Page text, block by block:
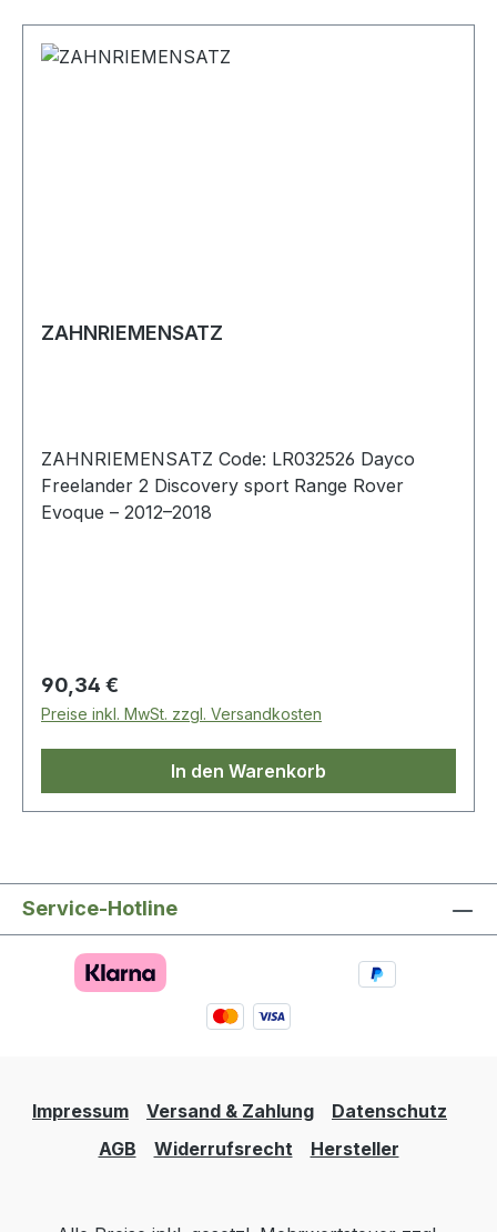
ZAHNRIEMENSATZ
ZAHNRIEMENSATZ Code: LR032526 Dayco
Freelander 2 Discovery sport Range Rover
Evoque – 2012–2018
Regulärer Preis:
90,34 €
Preise inkl. MwSt. zzgl. Versandkosten
In den Warenkorb
Service-Hotline
Impressum Versand & Zahlung
Datenschutz
AGB
Widerrufsrecht Hersteller